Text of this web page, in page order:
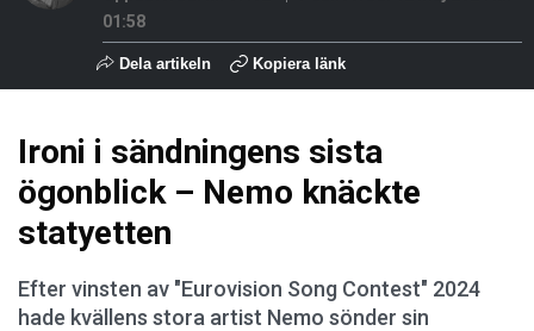
01:58
Dela artikeln Kopiera länk
Ironi i sändningens sista
ögonblick – Nemo knäckte
statyetten
Efter vinsten av "Eurovision Song Contest" 2024
hade kvällens stora artist Nemo sönder sin